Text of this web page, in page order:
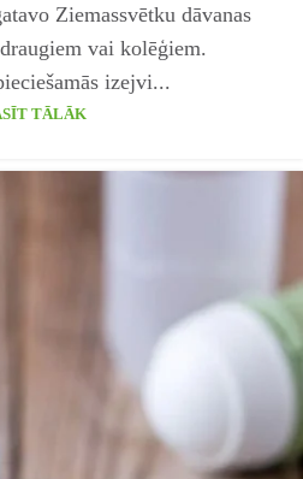
Ziemassvētku dāvanas
vai kolēģiem.
izejvi...
TĀLĀK